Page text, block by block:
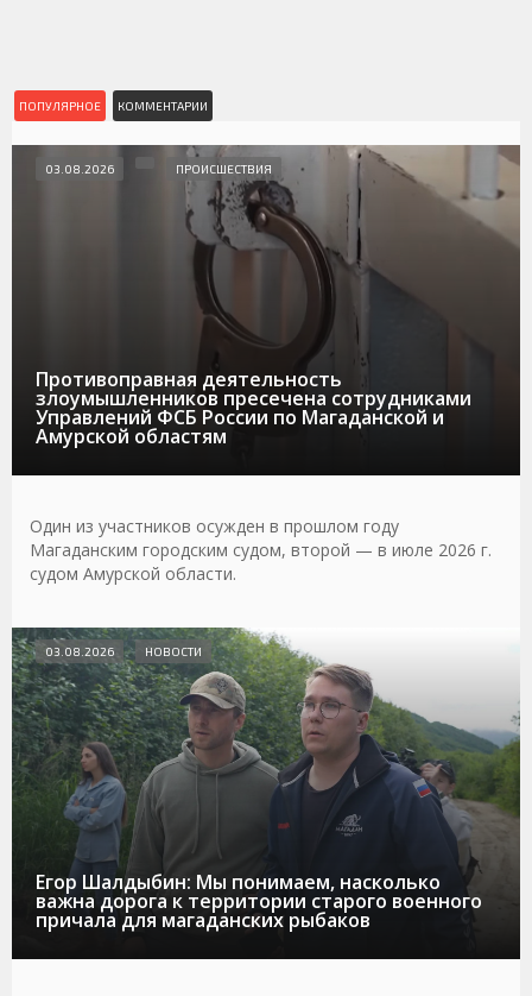
ПОПУЛЯРНОЕ КОММЕНТАРИИ
Противоправная деятельность
злоумышленников пресечена сотрудниками
Управлений ФСБ России по Магаданской и
Амурской областям
03.08.2026 ПРОИСШЕСТВИЯ
Один из участников осужден в прошлом году
Магаданским городским судом, второй — в июле 2026 г.
судом Амурской области.
Егор Шалдыбин: Мы понимаем, насколько
важна дорога к территории старого военного
причала для магаданских рыбаков
03.08.2026 НОВОСТИ